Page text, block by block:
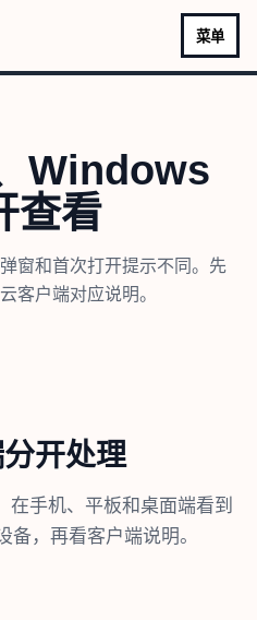
菜单
Windows
查看
窗和首次打开提示不同。先
客户端对应说明。
开处理
在手机、平板和桌面端看到
备，再看客户端说明。